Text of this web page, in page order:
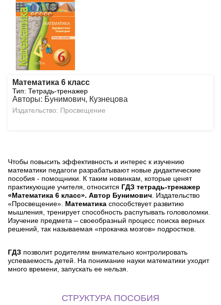
Математика 6 класс
Тип: Тетрадь-тренажер
Авторы: Бунимович, Кузнецова
Издательство: Просвещение
Чтобы повысить эффективность и интерес к изучению
математики педагоги разрабатывают новые дидактические
пособия - помощники. К таким новинкам, которые ценят
практикующие учителя, относится ГДЗ тетрадь-тренажер
«Математика 6 класс». Автор Бунимович . Издательство
«Просвещение». Математика способствует развитию
мышления, тренирует способность распутывать головоломки.
Изучение предмета – своеобразный процесс поиска верных
решений, так называемая «прокачка мозгов» подростков.
ГДЗ позволит родителям внимательно контролировать
успеваемость детей. На понимание науки математики уходит
много времени, запускать ее нельзя.
СТРУКТУРА ПОСОБИЯ